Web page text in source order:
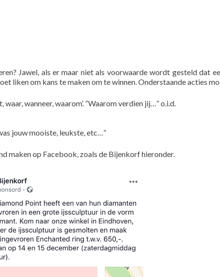
Jawel, als er maar niet als voorwaarde wordt gesteld dat
liken om kans te maken om te winnen. Onderstaande acties
waar, wanneer, waarom’. “Waarom verdien jij…” o.i.d.
jouw mooiste, leukste, etc…”
maken op Facebook, zoals de Bijenkorf hieronder.